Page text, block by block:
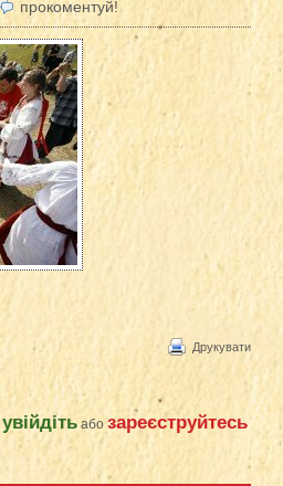
прокоментуй!
Друкувати
увійдіть або зареєструйтесь